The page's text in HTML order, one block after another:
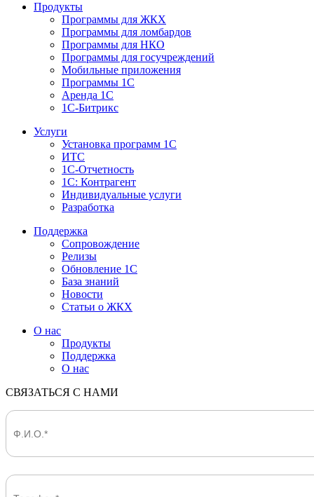
Продукты
Программы для ЖКХ
Программы для ломбардов
Программы для НКО
Программы для госучреждений
Мобильные приложения
Программы 1С
Аренда 1С
1С-Битрикс
Услуги
Установка программ 1С
ИТС
1С-Отчетность
1С: Контрагент
Индивидуальные услуги
Разработка
Поддержка
Сопровождение
Релизы
Обновление 1С
База знаний
Новости
Статьи о ЖКХ
О нас
Продукты
Поддержка
О нас
СВЯЗАТЬСЯ С НАМИ